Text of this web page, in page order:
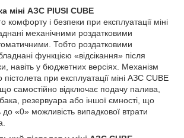
міні АЗС PIUSI CUBE
комфорту і безпеки при експлуатації міні
механічними роздатковими
Тобто роздатковими
функцією «відсікання» після
навіть у бюджетних версіях. Механізм
при експлуатації міні АЗС CUBE
самостійно відключає подачу палива,
резервуара або іншої ємності, що
до «0» можливість випадкової втрати